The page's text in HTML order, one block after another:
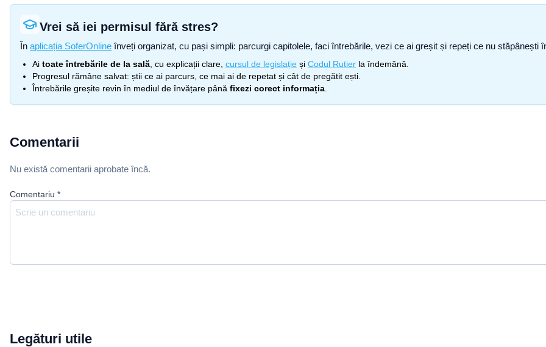
Vrei să iei permisul fără stres?
În aplicația SoferOnline înveți organizat, cu pași simpli: parcurgi capitolele, faci întrebările, vezi ce ai greșit și repeți ce nu
Ai toate întrebările de la sală , cu explicații clare, cursul de legislație și Codul Rutier la îndemână.
Progresul rămâne salvat: știi ce ai parcurs, ce mai ai de repetat și cât de pregătit ești.
Întrebările greșite revin în mediul de învățare până fixezi corect informația
Comentarii
Nu există comentarii aprobate încă.
Comentariu *
Legături utile